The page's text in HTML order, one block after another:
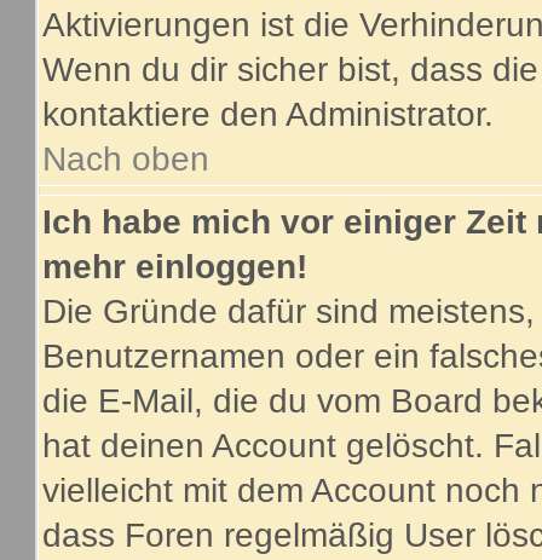
Aktivierungen ist die
Wenn du dir sicher bist, dass
kontaktiere den Administrator.
Nach oben
Ich habe mich vor einiger
mehr einloggen!
Die Gründe dafür sind
Benutzernamen oder ein
die E-Mail, die du vom Board
hat deinen Account gelöscht.
vielleicht mit dem Account noch
dass Foren regelmäßig User